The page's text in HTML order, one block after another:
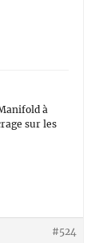
à
sur les
#524